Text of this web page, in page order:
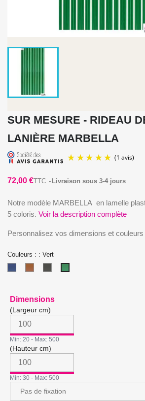
SUR MESURE - RIDEAU
LANIÈRE MARBELLA
72,00 €TTC Livraison sous 3-4 jours
Notre modèle MARBELLA en lamelle
5 coloris. Voir la description complète
Personnalisez vos dimensions et
Couleurs : : Vert
(Largeur cm)
Min: 20 - Max: 500
(Hauteur cm)
Min: 30 - Max: 500